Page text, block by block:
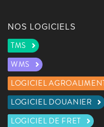
NOS LOGICIELS
TMS
WMS
LOGICIEL
LOGICIEL DOUANIER
LOGICIEL DE FRET